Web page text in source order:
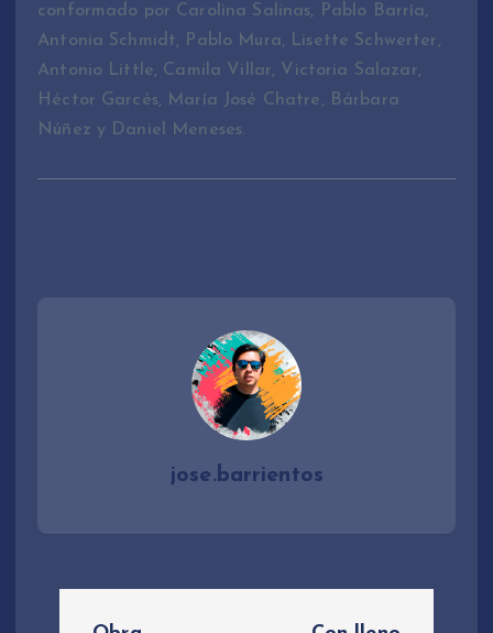
conformado por Carolina Salinas, Pablo Barría,
Antonia Schmidt, Pablo Mura, Lisette Schwerter,
Antonio Little, Camila Villar, Victoria Salazar,
Héctor Garcés, María José Chatre, Bárbara
Núñez y Daniel Meneses.
jose.barrientos